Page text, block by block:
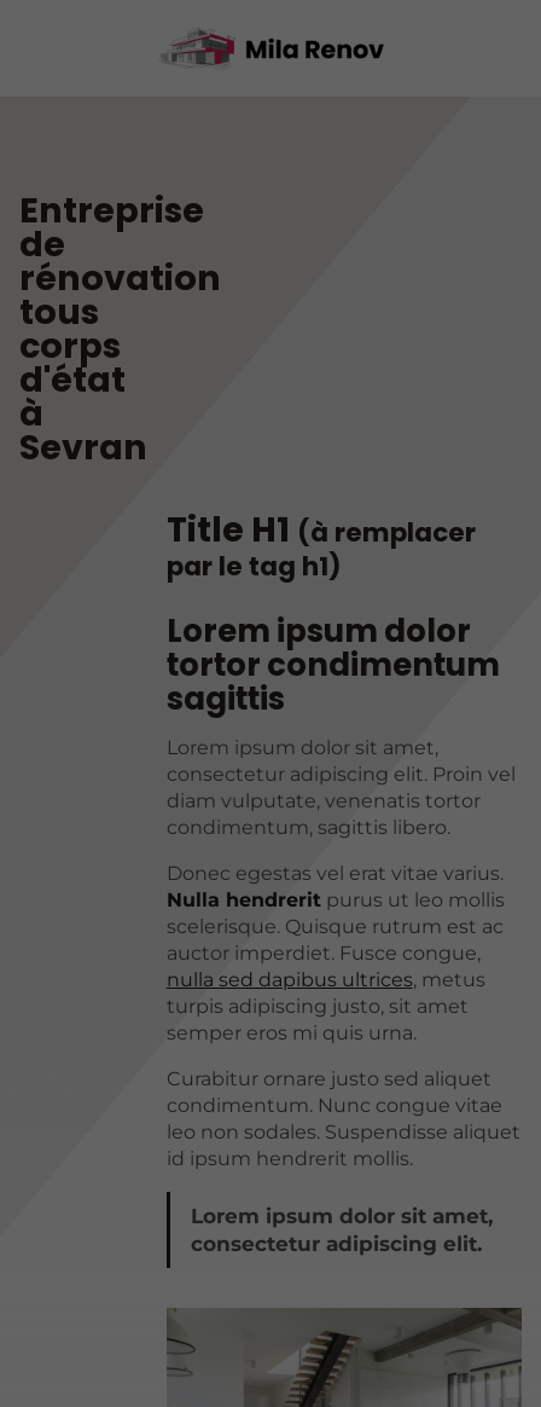
Entreprise
de
rénovation
tous
corps
d'état
à
Sevran
Title H1 (à remplacer
par le tag h1)
Lorem ipsum dolor
tortor condimentum
sagittis
Lorem ipsum dolor sit amet,
consectetur adipiscing elit. Proin vel
diam vulputate, venenatis tortor
condimentum, sagittis libero.
Donec egestas vel erat vitae varius.
Nulla hendreritpurus ut leo mollis
scelerisque. Quisque rutrum est ac
auctor imperdiet. Fusce congue,
nulla sed dapibus ultrices, metus
turpis adipiscing justo, sit amet
semper eros mi quis urna.
Curabitur ornare justo sed aliquet
condimentum. Nunc congue vitae
leo non sodales. Suspendisse aliquet
id ipsum hendrerit mollis.
Lorem ipsum dolor sit amet,
consectetur adipiscing elit.